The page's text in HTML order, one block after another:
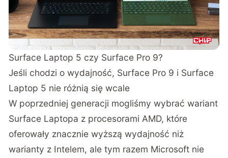
Surface Laptop 5 czy Surface Pro 9?
Jeśli chodzi o wydajność, Surface Pro 9 i Surface
Laptop 5 nie różnią się wcale
W poprzedniej generacji mogliśmy wybrać wariant
Surface Laptopa z procesorami AMD, które
oferowały znacznie wyższą wydajność niż
warianty z Intelem, ale tym razem Microsoft nie